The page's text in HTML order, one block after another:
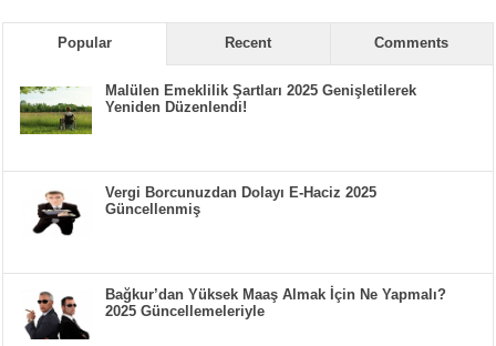
Popular Recent Comments
Malülen Emeklilik Şartları 2025 Genişletilerek
Yeniden Düzenlendi!
Vergi Borcunuzdan Dolayı E-Haciz 2025
Güncellenmiş
Bağkur’dan Yüksek Maaş Almak İçin Ne Yapmalı?
2025 Güncellemeleriyle